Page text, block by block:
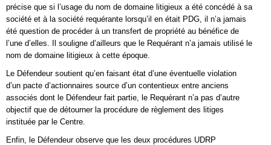
précise que si l’usage du nom de domaine litigieux a été concédé à sa
société et à la société requérante lorsqu’il en était PDG, il n’a jamais
été question de procéder à un transfert de propriété au bénéfice de
l’une d’elles. Il souligne d’ailleurs que le Requérant n’a jamais utilisé le
nom de domaine litigieux à cette époque.
Le Défendeur soutient qu’en faisant état d’une éventuelle violation
d’un pacte d’actionnaires source d’un contentieux entre anciens
associés dont le Défendeur fait partie, le Requérant n’a pas d’autre
objectif que de détourner la procédure de règlement des litiges
instituée par le Centre.
Enfin, le Défendeur observe que les deux procédures UDRP